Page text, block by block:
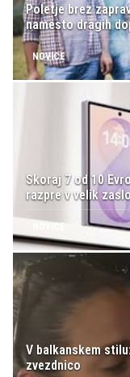
Poletje brez
namesto dragih
NOVICE
Skoraj 7 od 10
razpre v velik
NOVICE
V balkanskem
zvezdnico